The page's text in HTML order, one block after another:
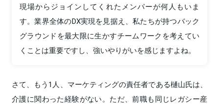
現場からジョインしてくれたメンバーが何人もいま
す。業界全体のDX実現を見据え、私たちが持つバック
グラウンドを最大限に生かすチームワークを考えてい
くことは重要ですし、強いやりがいを感じますよね。
さて、もう1人、マーケティングの責任者である樋山氏は、
介護に関わった経験がない。ただ、前職も同じレガシー産